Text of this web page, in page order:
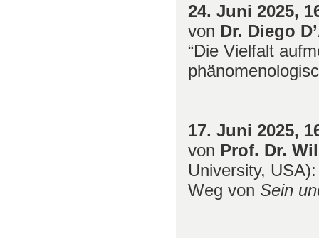
24. Juni 2025,
von Dr. Diego
“Die Vielfalt
17. Juni 2025,
von Prof. Dr.
University,
Weg von Sein